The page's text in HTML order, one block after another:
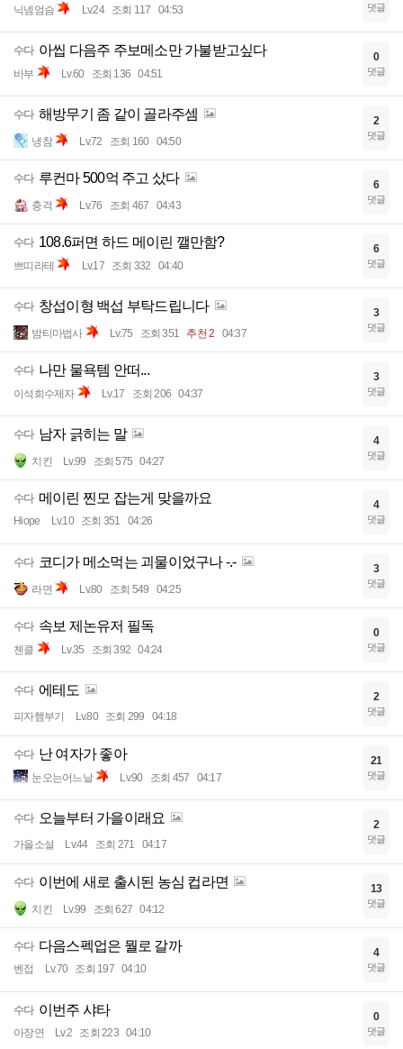
닉넴엄슴 Lv.24 조회 117 04:53 댓글
수다 아씹 다음주 주보메소만 가불받고싶다
바부 Lv.60 조회 136 04:51
0
댓글
수다 해방무기 좀 같이 골라주셈
냉참 Lv.72 조회 160 04:50
2
댓글
수다 루컨마 500억 주고 샀다
충격 Lv.76 조회 467 04:43
6
댓글
수다 108.6퍼면 하드 메이린 깰만함?
쁘띠라테 Lv.17 조회 332 04:40
6
댓글
수다 창섭이형 백섭 부탁드립니다
밤티마법사 Lv.75 조회 351 추천 2 04:37
3
댓글
수다 나만 물욕템 안떠...
이석희수제자 Lv.17 조회 206 04:37
3
댓글
수다 남자 긁히는 말
치킨 Lv.99 조회 575 04:27
4
댓글
수다 메이린 찐모 잡는게 맞을까요
Hiope Lv.10 조회 351 04:26
4
댓글
수다 코디가 메소먹는 괴물이었구나 -.-
라면 Lv.80 조회 549 04:25
3
댓글
수다 속보 제논유저 필독
첸클 Lv.35 조회 392 04:24
0
댓글
수다 에테도
피자햄부기 Lv.80 조회 299 04:18
2
댓글
수다 난 여자가 좋아
눈오는어느날 Lv.90 조회 457 04:17
21
댓글
수다 오늘부터 가을이래요
가을소설 Lv.44 조회 271 04:17
2
댓글
수다 이번에 새로 출시된 농심 컵라면
치킨 Lv.99 조회 627 04:12
13
댓글
수다 다음스펙업은 뭘로 갈까
벤접 Lv.70 조회 197 04:10
4
댓글
수다 이번주 샤타
아장연 Lv.2 조회 223 04:10
0
댓글